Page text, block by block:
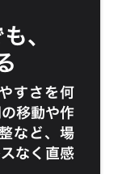
、
すさを何
移動や作
など、場
なく直感